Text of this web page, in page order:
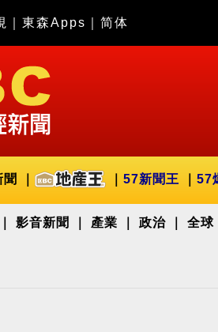
東森Apps 简体
聞 57新聞王 57
影音新聞 產業 政治 全球